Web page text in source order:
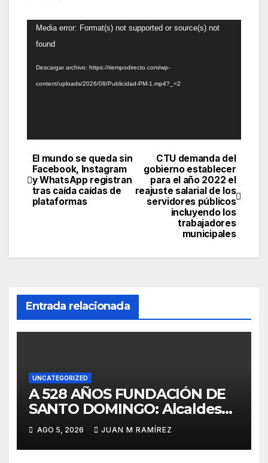
Reproductor
de
Media error: Format(s) not supported or source(s) not
found
Descargar archivo: https://tiempodirecto.com/wp-
content/uploads/2026/08/Publicidad-PM-1.mp4?_=2
Navegación
de
entradas
CTU demanda del
gobierno establecer
para el año 2022 el
reajuste salarial de los
servidores públicos
incluyendo los
trabajadores
municipales
El mundo se queda sin
Facebook, Instagram
y WhatsApp registran
tras caída caídas de
plataformas
Entrada relacionada
UNCATEGORIZED
A 528 AÑOS FUNDACIÓN DE
SANTO DOMINGO: Alcaldesa
del Distrito Nacional admite
ciudad ha crecido sin
planificación
AGO 5, 2026 JUAN M RAMÍREZ